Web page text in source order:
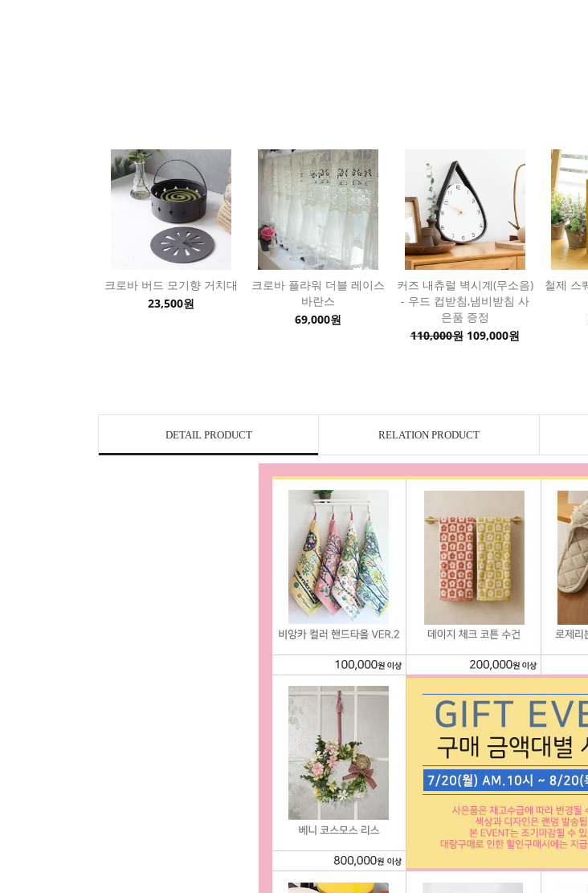
크로바 버드 모기향 거치대
23,500원
크로바 플라워 더블 레이스
바란스
69,000원
커즈 내츄럴 벽시계(무소음)
- 우드 컵받침,냄비받침 사
은품 증정
110,000원 109,000원
철제 스
DETAIL PRODUCT RELATION PRODUCT